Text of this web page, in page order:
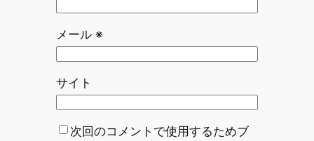
メール ※
サイト
次回のコメントで使用するためブ